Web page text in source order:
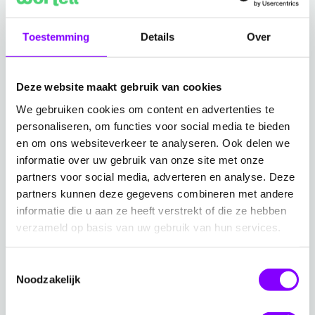
Toestemming Details Over
Deze website maakt gebruik van cookies
We gebruiken cookies om content en advertenties te
personaliseren, om functies voor social media te bieden
en om ons websiteverkeer te analyseren. Ook delen we
informatie over uw gebruik van onze site met onze
partners voor social media, adverteren en analyse. Deze
partners kunnen deze gegevens combineren met andere
informatie die u aan ze heeft verstrekt of die ze hebben
verzameld op basis van uw gebruik van hun services.
Noodzakelijk
opschalen om aan een groeiende vraag te voldoen?
Met een pay-as-you-go-model biedt Azure de
flexibiliteit die je nodig hebt. Je past je IT-omgeving
zonder dat je aanzienlijke investeringen in de
infrastructuur hoeft te doen. Omdat het platform een
breed scala aan workloads ondersteunt — van kleine
applicaties tot oplossingen op enterpriseniveau — kan
het aan jouw eisen voldoen, ongeacht de omvang van
je organisatie.
4. Robuuste beveiliging met het neusje van
de ‘cloudprovider-zalm’
Vind je het cruciaal dat jouw gegevens veilig zijn en